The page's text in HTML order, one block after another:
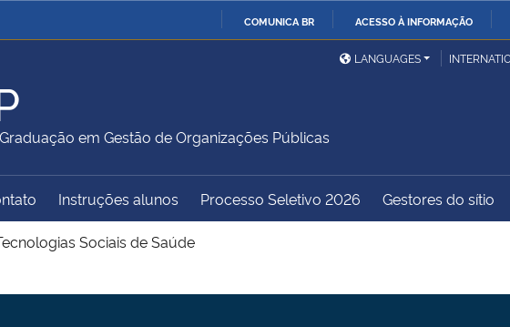
COMUNICA BR ACESSO À INFORMAÇÃO
da Justiça e
Ministério da Defesa
Ministério das Relações
Exteriores
da Educação
do Turismo
Ministério do
Desenvolvimento Regional
Controladoria-Geral da
LANGUAGES
em Gestão de Organizações Públicas
Instruções alunos Processo Seletivo 2026 Gestores do sítio
Sociais de Saúde